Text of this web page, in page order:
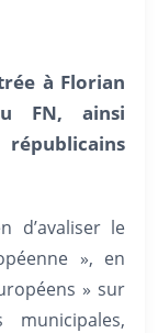
à Florian
FN, ainsi
d’avaliser le
», en
» sur